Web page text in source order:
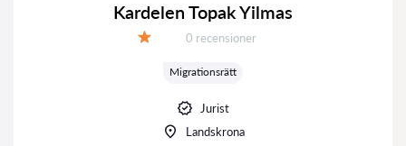
Kardelen Topak Yilmas
Recensioner:
0 recensioner
Migrationsrätt
Jurist
Landskrona